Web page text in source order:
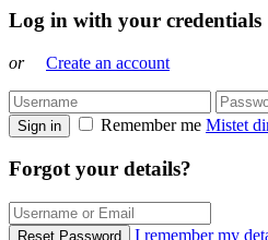
Log in with your credentials
or Create an account
Sign in Remember me Mistet
Forgot your details?
Reset Password I remember my